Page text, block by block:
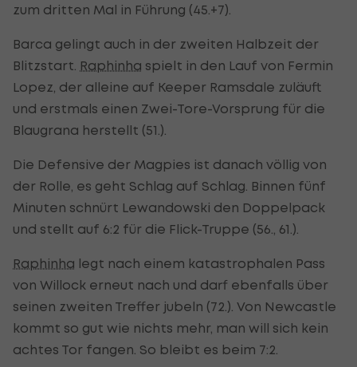
zum dritten Mal in Führung (45.+7).
Barca gelingt auch in der zweiten Halbzeit der
Blitzstart. Raphinha spielt in den Lauf von Fermin
Lopez, der alleine auf Keeper Ramsdale zuläuft
und erstmals einen Zwei-Tore-Vorsprung für die
Blaugrana herstellt (51.).
Die Defensive der Magpies ist danach völlig von
der Rolle, es geht Schlag auf Schlag. Binnen fünf
Minuten schnürt Lewandowski den Doppelpack
und stellt auf 6:2 für die Flick-Truppe (56., 61.).
Raphinha legt nach einem katastrophalen Pass
von Willock erneut nach und darf ebenfalls über
seinen zweiten Treffer jubeln (72.). Von Newcastle
kommt so gut wie nichts mehr, man will sich kein
achtes Tor fangen. So bleibt es beim 7:2.